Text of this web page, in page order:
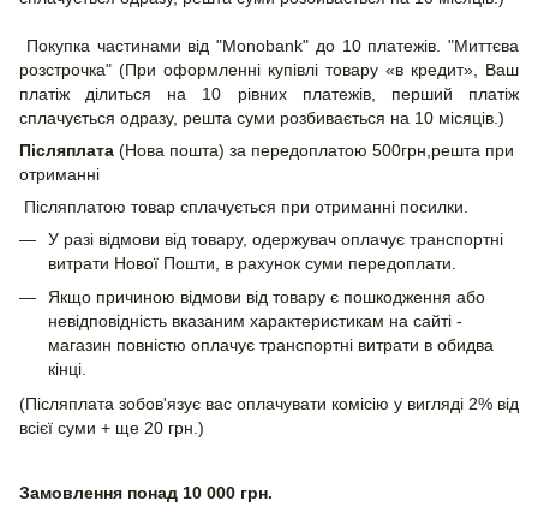
Покупка частинами від "Monobank" до 10 платежів. "Миттєва
розстрочка" (При оформленні купівлі товару «в кредит», Ваш
платіж ділиться на 10 рівних платежів, перший платіж
сплачується одразу, решта суми розбивається на 10 місяців.)
Післяплата (Нова пошта) за передоплатою 500грн,решта при
отриманні
Післяплатою товар сплачується при отриманні посилки.
У разі відмови від товару, одержувач оплачує транспортні
витрати Нової Пошти, в рахунок суми передоплати.
Якщо причиною відмови від товару є пошкодження або
невідповідність вказаним характеристикам на сайті -
магазин повністю оплачує транспортні витрати в обидва
кінці.
(Післяплата зобов'язує вас оплачувати комісію у вигляді 2% від
всієї суми + ще 20 грн.)
Замовлення понад 10 000 грн.